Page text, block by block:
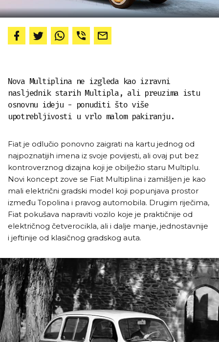
Nova Multiplina ne izgleda kao izravni
nasljednik starih Multipla, ali preuzima istu
osnovnu ideju - ponuditi što više
upotrebljivosti u vrlo malom pakiranju.
Fiat je odlučio ponovno zaigrati na kartu jednog od
najpoznatijih imena iz svoje povijesti, ali ovaj put bez
kontroverznog dizajna koji je obilježio staru Multiplu.
Novi koncept zove se Fiat Multiplina i zamišljen je kao
mali električni gradski model koji popunjava prostor
između Topolina i pravog automobila. Drugim riječima,
Fiat pokušava napraviti vozilo koje je praktičnije od
električnog četverocikla, ali i dalje manje, jednostavnije
i jeftinije od klasičnog gradskog auta.